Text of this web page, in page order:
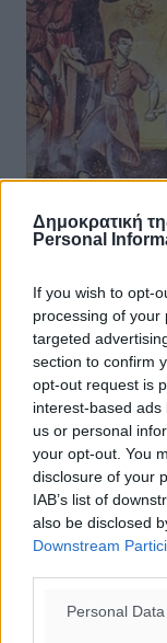
Δημοκρατική
Personal
If you wish to opt-
processing of your
targeted
section to confirm
opt-out request is
interest-based
us or personal
your opt-out. You
disclosure of your
IAB’s list of
also be disclosed
Downstream
Personal
Αύγουστο
02 ΤΕΤΑΡΤΗ
Διάφορες
ΠΟΛΙΤΙΣΤΙΚΟΣ
«O
30.07.17, 15:58